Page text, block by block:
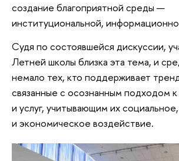
создание благоприятной среды —
институциональной,
Судя по состоявшейся дискуссии,
Летней школы близка эта тема, и
немало тех, кто поддерживает
связанные с осознанным подходом
и услуг, учитывающим их
и экономическое воздействие.